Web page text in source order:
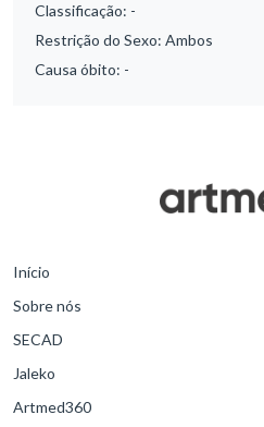
Classificação: -
Restrição do Sexo: Ambos
Causa óbito: -
Início
Sobre nós
SECAD
Jaleko
Artmed360